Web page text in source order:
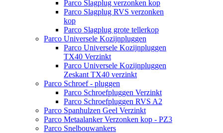
Parco Slagplug verzonken kop
Parco Slagplug RVS verzonken
kop
Parco Slagplug grote tellerkop
Parco Universele Kozijnpluggen
Parco Universele Kozijnpluggen
TX40 Verzinkt
Parco Universele Kozijnpluggen
Zeskant TX40 verzinkt
Parco Schroef - pluggen
Parco Schroefpluggen Verzinkt
Parco Schroefpluggen RVS A2
Parco Spanhulzen Geel Verzinkt
Parco Metaalanker Verzonken kop - PZ3
Parco Snelbouwankers